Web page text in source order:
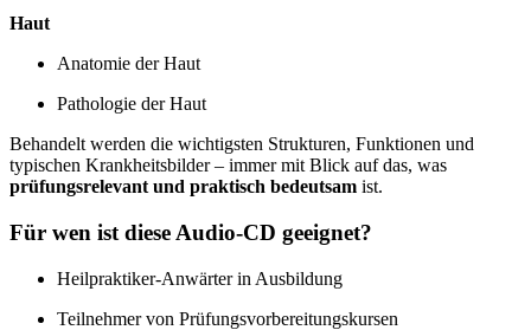
Haut
Anatomie der Haut
Pathologie der Haut
Behandelt werden die wichtigsten Strukturen, Funktionen und
typischen Krankheitsbilder – immer mit Blick auf das, was
prüfungsrelevant und praktisch bedeutsam ist.
Für wen ist diese Audio-CD geeignet?
Heilpraktiker-Anwärter in Ausbildung
Teilnehmer von Prüfungsvorbereitungs­kursen